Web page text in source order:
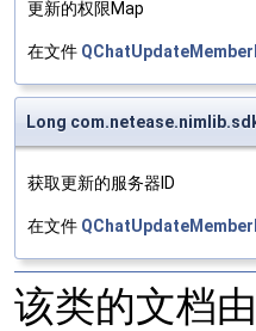
更新的权限Map
在文件
Long
获取更新的服务器ID
在文件
该类的文档